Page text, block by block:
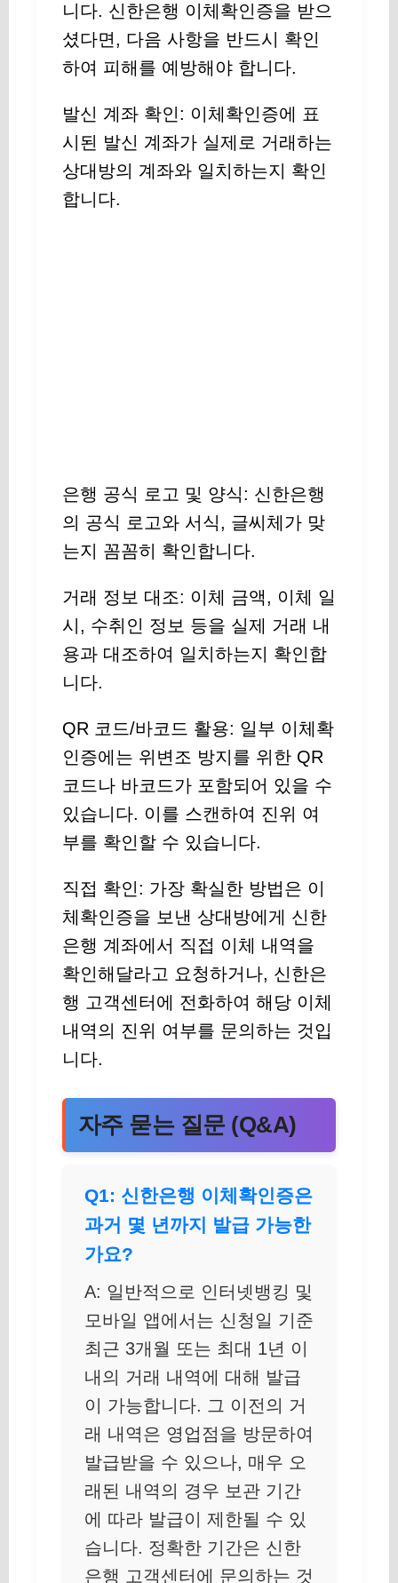
니다. 신한은행 이체확인증을 받으
셨다면, 다음 사항을 반드시 확인
하여 피해를 예방해야 합니다.
발신 계좌 확인: 이체확인증에 표
시된 발신 계좌가 실제로 거래하는
상대방의 계좌와 일치하는지 확인
합니다.
은행 공식 로고 및 양식: 신한은행
의 공식 로고와 서식, 글씨체가 맞
는지 꼼꼼히 확인합니다.
거래 정보 대조: 이체 금액, 이체 일
시, 수취인 정보 등을 실제 거래 내
용과 대조하여 일치하는지 확인합
니다.
QR 코드/바코드 활용: 일부 이체확
인증에는 위변조 방지를 위한 QR
코드나 바코드가 포함되어 있을 수
있습니다. 이를 스캔하여 진위 여
부를 확인할 수 있습니다.
직접 확인: 가장 확실한 방법은 이
체확인증을 보낸 상대방에게 신한
은행 계좌에서 직접 이체 내역을
확인해달라고 요청하거나, 신한은
행 고객센터에 전화하여 해당 이체
내역의 진위 여부를 문의하는 것입
니다.
자주 묻는 질문 (Q&A)
Q1: 신한은행 이체확인증은
과거 몇 년까지 발급 가능한
가요?
A: 일반적으로 인터넷뱅킹 및
모바일 앱에서는 신청일 기준
최근 3개월 또는 최대 1년 이
내의 거래 내역에 대해 발급
이 가능합니다. 그 이전의 거
래 내역은 영업점을 방문하여
발급받을 수 있으나, 매우 오
래된 내역의 경우 보관 기간
에 따라 발급이 제한될 수 있
습니다. 정확한 기간은 신한
은행 고객센터에 문의하는 것